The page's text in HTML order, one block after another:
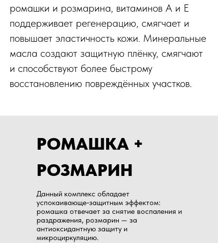
ромашки и розмарина, витаминов A и E
поддерживает регенерацию, смягчает и
повышает эластичность кожи.​ Минеральные
масла создают защитную плёнку, смягчают
и способствуют более быстрому
восстановлению повреждённых участков.
РОМАШКА +
РОЗМАРИН
Данный комплекс обладает
успокаивающе‑защитным эффектом:
ромашка отвечает за снятие воспаления и
раздражения, розмарин — за
антиоксидантную защиту и
микроциркуляцию.